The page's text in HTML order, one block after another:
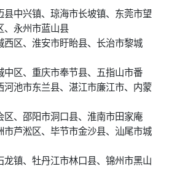
中兴镇、琼海市长坡镇、东莞市望
、永州市蓝山县
区、淮安市盱眙县、长治市黎城
区、重庆市奉节县、五指山市番
河池市东兰县、湛江市廉江市、内蒙
、邵阳市洞口县、淮南市田家庵
市芦淞区、毕节市金沙县、汕尾市城
龙镇、牡丹江市林口县、锦州市黑山